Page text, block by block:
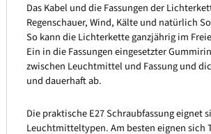
Das Kabel und die Fassungen der
Regenschauer, Wind, Kälte und natürlich
So kann die Lichterkette ganzjährig im
Ein in die Fassungen eingesetzter
zwischen Leuchtmittel und Fassung und
und dauerhaft ab.
Die praktische E27 Schraubfassung eignet
Leuchtmitteltypen. Am besten eignen sich